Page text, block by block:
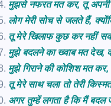
मुझसे नफरत मत कर, तू अपनी
लोग मेरी सोच से जलते हैं,
तू मेरे खिलाफ कुछ कर नहीं
मुझे बदलने का ख्वाब मत देख,
मुझे गिराने की कोशिश मत
तू मेरे साथ चला तो तेरी
अगर तुम्हें लगता है कि मैं बदल